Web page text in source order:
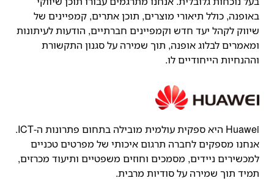
באופנה, כולל תיאורי מוצרים, תוכן אתרים, קמפיינים של
שיווק לקהל יעד חדש וקמפיינים חברתיים, הודעות לעיתונות
ומאמרים לבלוג אופנה, תוך שמירה על סגנון התקשורת
וההנחיות הייחודיים לו.
Huawei היא ספקית עולמית מובילה בתחום פתרונות ה-ICT.
אנחנו מספקים לחברה תרגום איכותי של מפרטים טכניים
למכשירים ניידים, מסמכים וחוזים משפטיים ותיעוד מכרזים,
תמיד תוך שמירה על סודיות מרבית.